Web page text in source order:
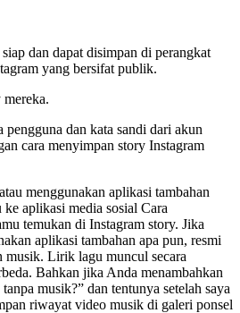
dan dapat disimpan di perangkat
yang bersifat publik.
dan kata sandi dari akun
cara menyimpan story Instagram
menggunakan aplikasi tambahan
aplikasi media sosial Cara
temukan di Instagram story. Jika
aplikasi tambahan apa pun, resmi
musik. Lirik lagu muncul secara
Bahkan jika Anda menambahkan
musik?” dan tentunya setelah saya
riwayat video musik di galeri ponsel